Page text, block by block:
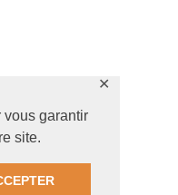
garantir
site.
✕